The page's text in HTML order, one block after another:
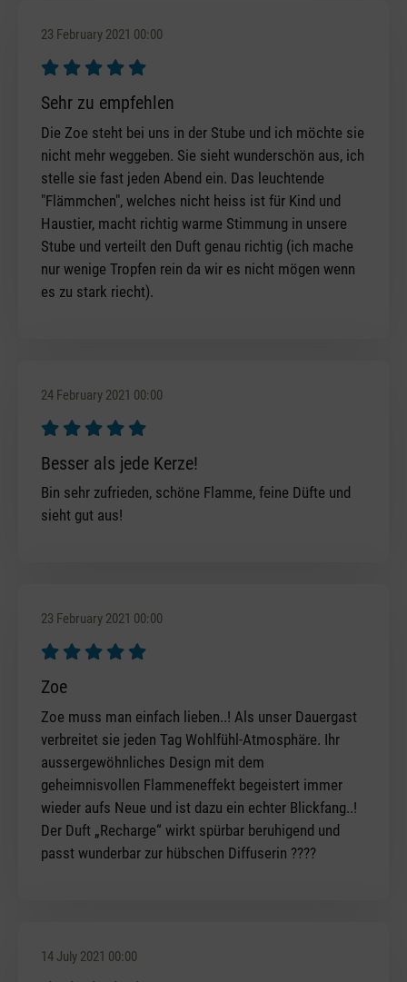
23 February 2021 00:00
Review with rating of 5 out of 5 stars
Sehr zu empfehlen
Die Zoe steht bei uns in der Stube und ich möchte sie
nicht mehr weggeben. Sie sieht wunderschön aus, ich
stelle sie fast jeden Abend ein. Das leuchtende
"Flämmchen", welches nicht heiss ist für Kind und
Haustier, macht richtig warme Stimmung in unsere
Stube und verteilt den Duft genau richtig (ich mache
nur wenige Tropfen rein da wir es nicht mögen wenn
es zu stark riecht).
24 February 2021 00:00
Review with rating of 5 out of 5 stars
Besser als jede Kerze!
Bin sehr zufrieden, schöne Flamme, feine Düfte und
sieht gut aus!
23 February 2021 00:00
Review with rating of 5 out of 5 stars
Zoe
Zoe muss man einfach lieben..! Als unser Dauergast
verbreitet sie jeden Tag Wohlfühl-Atmosphäre. Ihr
aussergewöhnliches Design mit dem
geheimnisvollen Flammeneffekt begeistert immer
wieder aufs Neue und ist dazu ein echter Blickfang..!
Der Duft „Recharge“ wirkt spürbar beruhigend und
passt wunderbar zur hübschen Diffuserin ????
14 July 2021 00:00